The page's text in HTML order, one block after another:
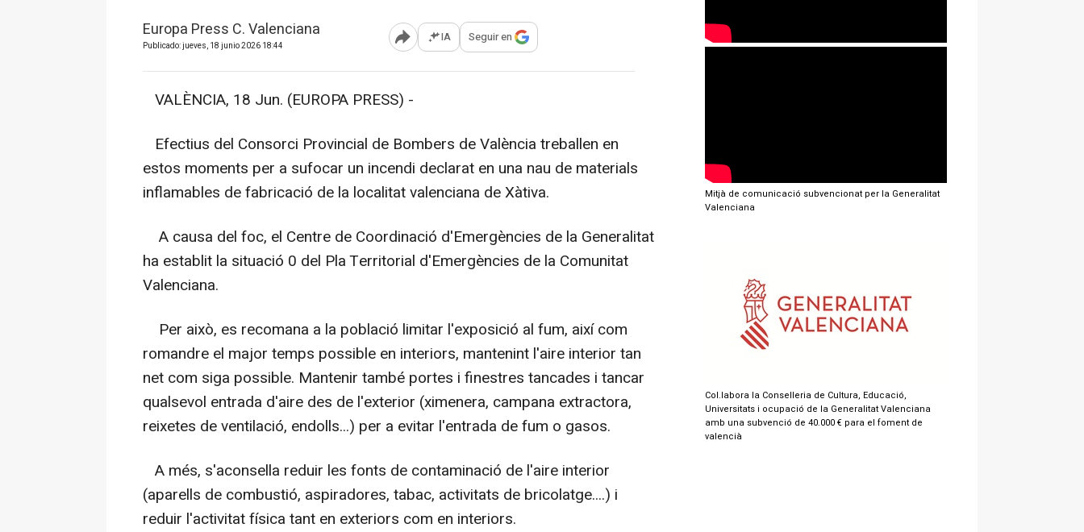
Europa Press C. Valenciana
Publicado: jueves, 18 junio 2026 18:44 Abrir opciones para compartir
IA Seguir en
VALÈNCIA, 18 Jun. (EUROPA PRESS) -
Efectius del Consorci Provincial de Bombers de València treballen en
estos moments per a sufocar un incendi declarat en una nau de materials
inflamables de fabricació de la localitat valenciana de Xàtiva.
A causa del foc, el Centre de Coordinació d'Emergències de la Generalitat
ha establit la situació 0 del Pla Territorial d'Emergències de la Comunitat
Valenciana.
Per això, es recomana a la població limitar l'exposició al fum, així com
romandre el major temps possible en interiors, mantenint l'aire interior tan
net com siga possible. Mantenir també portes i finestres tancades i tancar
qualsevol entrada d'aire des de l'exterior (ximenera, campana extractora,
reixetes de ventilació, endolls...) per a evitar l'entrada de fum o gasos.
A més, s'aconsella reduir les fonts de contaminació de l'aire interior
(aparells de combustió, aspiradores, tabac, activitats de bricolatge....) i
reduir l'activitat física tant en exteriors com en interiors.
Mitjà de comunicació subvencionat per la Generalitat
Valenciana
Col.labora la Conselleria de Cultura, Educació,
Universitats i ocupació de la Generalitat Valenciana
amb una subvenció de 40.000 € para el foment de
valencià